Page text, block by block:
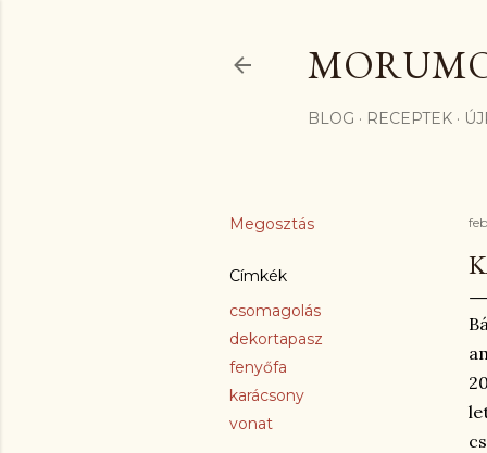
BLOG RECEPTEK
Megosztás
Címkék
csomagolás
dekortapasz
fenyőfa
karácsony
vonat